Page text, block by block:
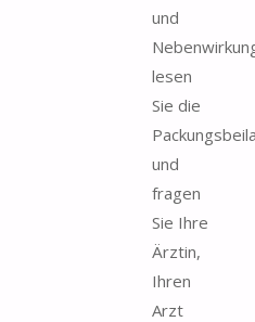
und
lesen
Sie die
und
fragen
Sie Ihre
Ärztin,
Ihren
Arzt